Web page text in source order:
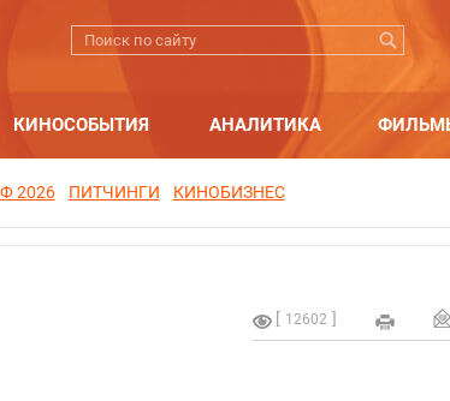
КИНОСОБЫТИЯ АНАЛИТИКА
2026 ПИТЧИНГИ КИНОБИЗНЕС
12602